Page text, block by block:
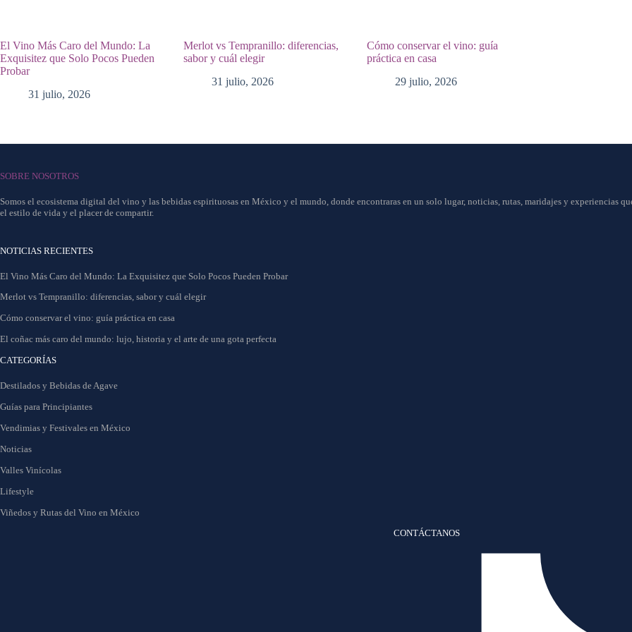
El Vino Más Caro del Mundo: La
Exquisitez que Solo Pocos Pueden
Probar
31 julio, 2026
Merlot vs Tempranillo: diferencias,
sabor y cuál elegir
31 julio, 2026
Cómo conservar el vino: guía
práctica en casa
29 julio, 2026
SOBRE NOSOTROS
Somos el ecosistema digital del vino y las bebidas espirituosas en México y el mundo, donde encontraras en un solo lugar, noticias, rutas, maridajes y experiencias
el estilo de vida y el placer de compartir.
NOTICIAS RECIENTES
El Vino Más Caro del Mundo: La Exquisitez que Solo Pocos Pueden Probar
Merlot vs Tempranillo: diferencias, sabor y cuál elegir
Cómo conservar el vino: guía práctica en casa
El coñac más caro del mundo: lujo, historia y el arte de una gota perfecta
CATEGORÍAS
Destilados y Bebidas de Agave
Guías para Principiantes
Vendimias y Festivales en México
Noticias
Valles Vinícolas
Lifestyle
Viñedos y Rutas del Vino en México
CONTÁCTANOS